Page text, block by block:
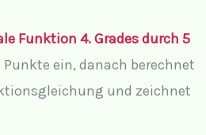
Funktion 4. Grades durch 5
Punkte ein, danach berechnet
und zeichnet